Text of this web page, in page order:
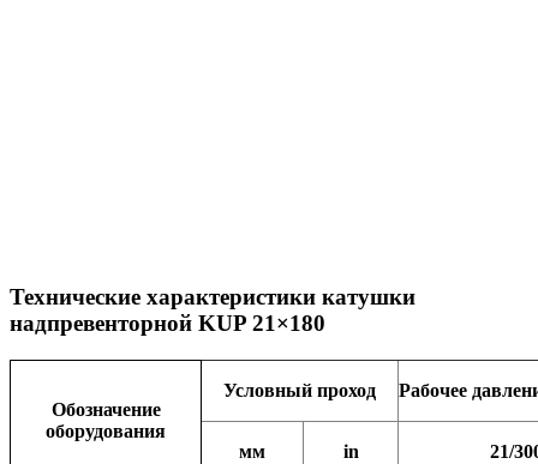
Технические характеристики катушки
надпревенторной KUP 21×180
Обозначение
оборудования
Условный проход Рабочее
мм in 21/